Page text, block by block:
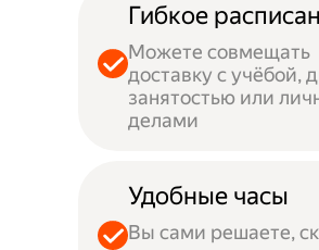
Гибкое
Можете совмещать
доставку с учёбой,
занятостью или
делами
Удобные часы
Вы сами решаете,